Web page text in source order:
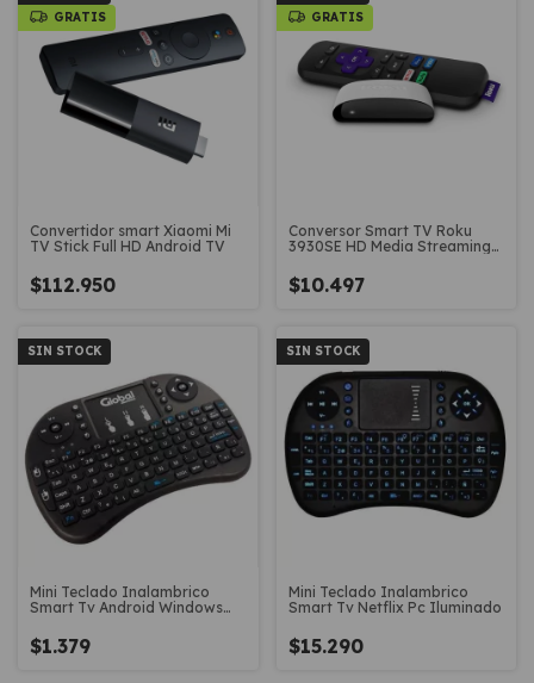
GRATIS
Convertidor smart Xiaomi Mi
TV Stick Full HD Android TV
$112.950
GRATIS
Conversor Smart TV Roku
3930SE HD Media Streaming
$10.497
SIN STOCK
Mini Teclado Inalambrico
Smart Tv Android Windows
$1.379
SIN STOCK
Mini Teclado Inalambrico
Smart Tv Netflix Pc Iluminado
$15.290